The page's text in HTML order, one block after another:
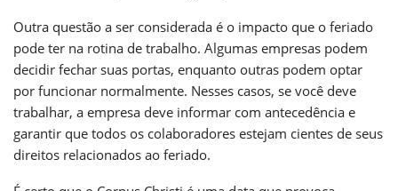
Outra questão a ser considerada é o impacto que o feriado
pode ter na rotina de trabalho. Algumas empresas podem
decidir fechar suas portas, enquanto outras podem optar
por funcionar normalmente. Nesses casos, se você deve
trabalhar, a empresa deve informar com antecedência e
garantir que todos os colaboradores estejam cientes de seus
direitos relacionados ao feriado.